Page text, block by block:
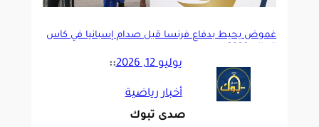
غموض يحيط بدفاع فرنسا قبل صدام إسبانيا في كأس
يوليو 12, 2026 ::
أخبار رياضية
صدى تبوك